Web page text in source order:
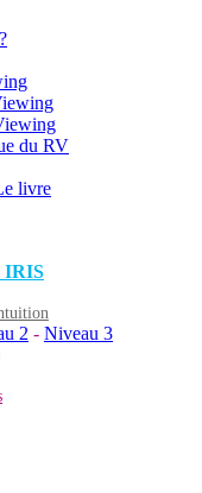
du RV
livre
IRIS
2 - Niveau 3